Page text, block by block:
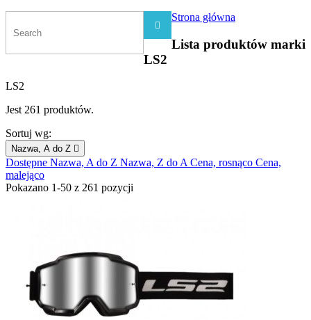

Strona główna
Lista produktów marki
LS2
LS2
Jest 261 produktów.
Sortuj wg:
Nazwa, A do Z 
Dostępne Nazwa, A do Z Nazwa, Z do ACena, rosnąco Cena,
malejąco
Pokazano 1-50 z 261 pozycji